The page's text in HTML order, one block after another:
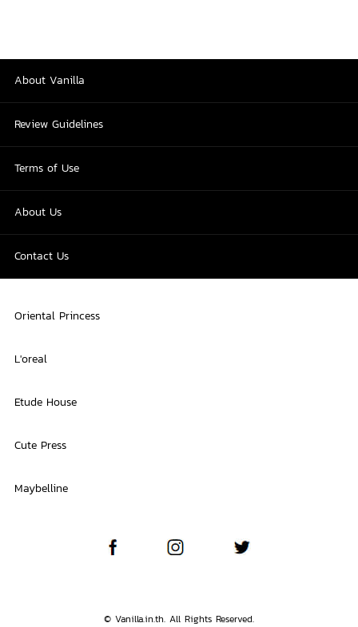
About Vanilla
Review Guidelines
Terms of Use
About Us
Contact Us
Oriental Princess
L'oreal
Etude House
Cute Press
Maybelline
© Vanilla.in.th. All Rights Reserved.